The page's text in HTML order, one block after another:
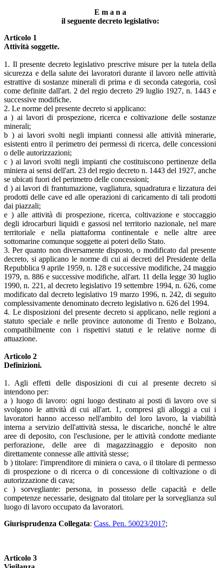
E m a n a
il seguente decreto legislativo:
Articolo 1
Attività soggette.
1. Il presente decreto legislativo prescrive misure per la tutela della
sicurezza e della salute dei lavoratori durante il lavoro nelle attività
estrattive di sostanze minerali di prima e di seconda categoria, così
come definite dall'art. 2 del regio decreto 29 luglio 1927, n. 1443 e
successive modifiche.
2. Le norme del presente decreto si applicano:
a ) ai lavori di prospezione, ricerca e coltivazione delle sostanze
minerali;
b ) ai lavori svolti negli impianti connessi alle attività minerarie,
esistenti entro il perimetro dei permessi di ricerca, delle concessioni
o delle autorizzazioni;
c ) ai lavori svolti negli impianti che costituiscono pertinenze della
miniera ai sensi dell'art. 23 del regio decreto n. 1443 del 1927, anche
se ubicati fuori del perimetro delle concessioni;
d ) ai lavori di frantumazione, vagliatura, squadratura e lizzatura dei
prodotti delle cave ed alle operazioni di caricamento di tali prodotti
dai piazzali;
e ) alle attività di prospezione, ricerca, coltivazione e stoccaggio
degli idrocarburi liquidi e gassosi nel territorio nazionale, nel mare
territoriale e nella piattaforma continentale e nelle altre aree
sottomarine comunque soggette ai poteri dello Stato.
3. Per quanto non diversamente disposto, o modificato dal presente
decreto, si applicano le norme di cui ai decreti del Presidente della
Repubblica 9 aprile 1959, n. 128 e successive modifiche, 24 maggio
1979, n. 886 e successive modifiche, all'art. 11 della legge 30 luglio
1990, n. 221, al decreto legislativo 19 settembre 1994, n. 626, come
modificato dal decreto legislativo 19 marzo 1996, n. 242, di seguito
complessivamente denominato decreto legislativo n. 626 del 1994.
4. Le disposizioni del presente decreto si applicano, nelle regioni a
statuto speciale e nelle province autonome di Trento e Bolzano,
compatibilmente con i rispettivi statuti e le relative norme di
attuazione.
Articolo 2
Definizioni.
1. Agli effetti delle disposizioni di cui al presente decreto si
intendono per:
a ) luogo di lavoro: ogni luogo destinato ai posti di lavoro ove si
svolgono le attività di cui all'art. 1, compresi gli alloggi a cui i
lavoratori hanno accesso nell'ambito del loro lavoro, la viabilità
interna a servizio dell'attività stessa, le discariche, nonché le altre
aree di deposito, con l'esclusione, per le attività condotte mediante
perforazione, delle aree di magazzinaggio e deposito non
direttamente connesse alle attività stesse;
b ) titolare: l'imprenditore di miniera o cava, o il titolare di permesso
di prospezione o di ricerca o di concessione di coltivazione o di
autorizzazione di cava;
c ) sorvegliante: persona, in possesso delle capacità e delle
competenze necessarie, designato dal titolare per la sorveglianza sul
luogo di lavoro occupato da lavoratori.
Giurisprudenza Collegata: Cass. Pen. 50023/2017;
Articolo 3